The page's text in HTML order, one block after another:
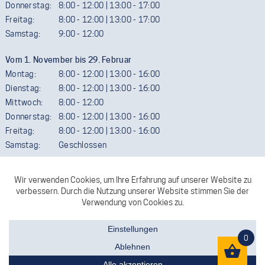
Donnerstag:
8:00 - 12:00 | 13:00 - 17:00
Freitag:
8:00 - 12:00 | 13:00 - 17:00
Samstag:
9:00 - 12:00
Vom 1. November bis 29. Februar
Montag:
8:00 - 12:00 | 13:00 - 16:00
Dienstag:
8:00 - 12:00 | 13:00 - 16:00
Mittwoch:
8:00 - 12:00
Donnerstag:
8:00 - 12:00 | 13:00 - 16:00
Freitag:
8:00 - 12:00 | 13:00 - 16:00
Samstag:
Geschlossen
ersuchen aber um telefonische Vereinbarung.
0